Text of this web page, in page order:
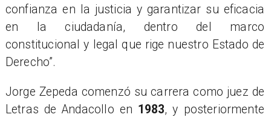
confianza en la justicia y garantizar su eficacia
en la ciudadanía, dentro del marco
constitucional y legal que rige nuestro Estado de
Derecho”.
Jorge Zepeda comenzó su carrera como juez de
Letras de Andacollo en 1983, y posteriormente